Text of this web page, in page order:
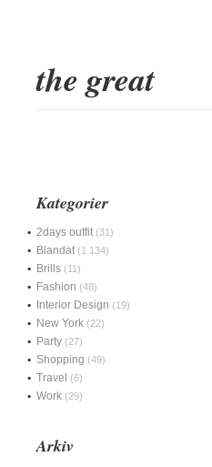
the great
Kategorier
2days outfit (31)
Blandat (1 134)
Brills (11)
Fashion (48)
Interior Design (19)
New York (22)
Party (27)
Shopping (49)
Travel (6)
Work (29)
Arkiv